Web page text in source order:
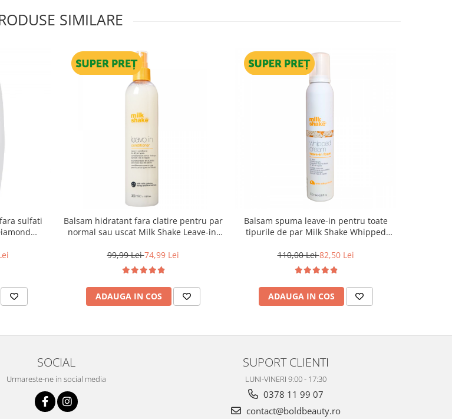
SIMILARE
sulfati
Balsam hidratant fara clatire pentru par
normal sau uscat Milk Shake Leave-in,
99,99 Lei74,99 Lei
ADAUGA IN COS
Balsam spuma leave-in pentru toate
tipurile de par Milk Shake Whipped
110,00 Lei82,50 Lei
ADAUGA IN COS
SOCIAL
Urmareste-ne in social media
SUPORT CLIENTI
LUNI-VINERI 9:00 - 17:30
0378 11 99 07
contact@boldbeauty.ro